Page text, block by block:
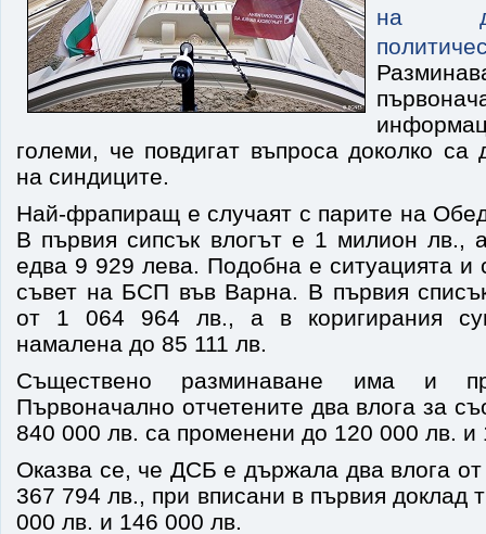
на
големи, че повдигат въпроса доколко са
на синдиците.
Най-фрапиращ е случаят с парите на
В първия сипсък влогът е 1 милион лв.,
едва 9 929 лева. Подобна е ситуацията и
съвет на БСП във Варна. В първия
от 1 064 964 лв., а в коригирания
намалена до 85 111 лв.
Съществено разминаване има и
Първоначално отчетените два влога за
840 000 лв. са променени до 120 000 лв. и
Оказва се, че ДСБ е държала два влога
367 794 лв., при вписани в първия доклад
000 лв. и 146 000 лв.